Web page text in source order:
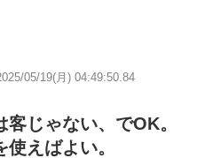
05/19(月) 04:49:50.84
じゃない、でOK。
えばよい。